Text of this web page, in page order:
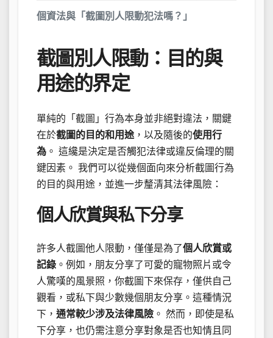
個資法與「截圖別人限動犯法嗎？」
截圖別人限動：目的與
用途的界定
單純的「截圖」行為本身並非絕對違法，關鍵
在於截圖的目的和用途 ，以及隨後的使用行
為 。 這纔是決定是否觸犯法律或違反倫理的關
鍵因素。 我們可以從幾個面向來分析截圖行為
的目的與用途，並進一步釐清其法律風險：
個人欣賞與私下分享
許多人截圖他人限動，僅僅是為了個人欣賞或
記錄 。例如，朋友分享了可愛的寵物照片或令
人驚嘆的風景照，你截圖下來保存，僅供自己
觀看，或私下與少數幾個朋友分享。這種情況
下， 通常較少涉及法律風險 。 然而，即使是私
下分享，也仍需注意分享對象是否也知情且同